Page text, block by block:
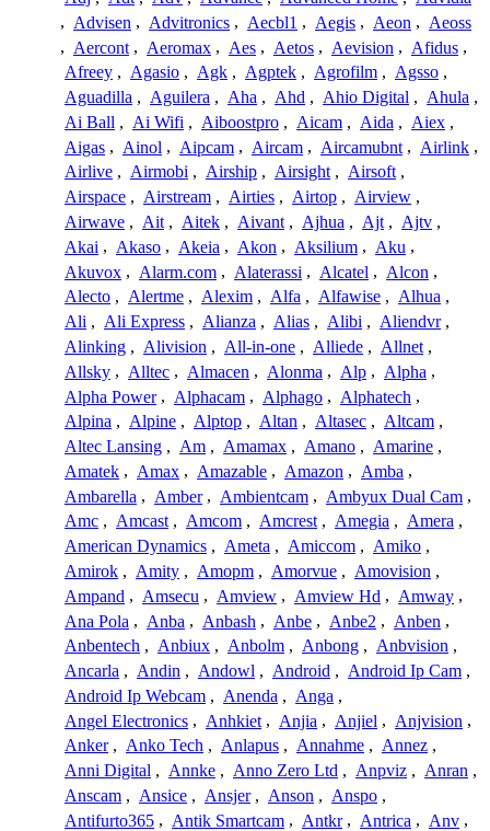
, Advisen , Advitronics , Aecbl1 , Aegis , Aeon , Aeoss
, Aercont , Aeromax , Aes , Aetos , Aevision , Afidus ,
Afreey , Agasio , Agk , Agptek , Agrofilm , Agsso ,
Aguadilla , Aguilera , Aha , Ahd , Ahio Digital , Ahula ,
Ai Ball , Ai Wifi , Aiboostpro , Aicam , Aida , Aiex ,
Aigas , Ainol , Aipcam , Aircam , Aircamubnt , Airlink ,
Airlive , Airmobi , Airship , Airsight , Airsoft ,
Airspace , Airstream , Airties , Airtop , Airview ,
Airwave , Ait , Aitek , Aivant , Ajhua , Ajt , Ajtv ,
Akai , Akaso , Akeia , Akon , Aksilium , Aku ,
Akuvox , Alarm.com , Alaterassi , Alcatel , Alcon ,
Alecto , Alertme , Alexim , Alfa , Alfawise , Alhua ,
Ali , Ali Express , Alianza , Alias , Alibi , Aliendvr ,
Alinking , Alivision , All-in-one , Alliede , Allnet ,
Allsky , Alltec , Almacen , Alonma , Alp , Alpha ,
Alpha Power , Alphacam , Alphago , Alphatech ,
Alpina , Alpine , Alptop , Altan , Altasec , Altcam ,
Altec Lansing , Am , Amamax , Amano , Amarine ,
Amatek , Amax , Amazable , Amazon , Amba ,
Ambarella , Amber , Ambientcam , Ambyux Dual Cam ,
Amc , Amcast , Amcom , Amcrest , Amegia , Amera ,
American Dynamics , Ameta , Amiccom , Amiko ,
Amirok , Amity , Amopm , Amorvue , Amovision ,
Ampand , Amsecu , Amview , Amview Hd , Amway ,
Ana Pola , Anba , Anbash , Anbe , Anbe2 , Anben ,
Anbentech , Anbiux , Anbolm , Anbong , Anbvision ,
Ancarla , Andin , Andowl , Android , Android Ip Cam ,
Android Ip Webcam , Anenda , Anga ,
Angel Electronics , Anhkiet , Anjia , Anjiel , Anjvision ,
Anker , Anko Tech , Anlapus , Annahme , Annez ,
Anni Digital , Annke , Anno Zero Ltd , Anpviz , Anran ,
Anscam , Ansice , Ansjer , Anson , Anspo ,
Antifurto365 , Antik Smartcam , Antkr , Antrica , Anv ,